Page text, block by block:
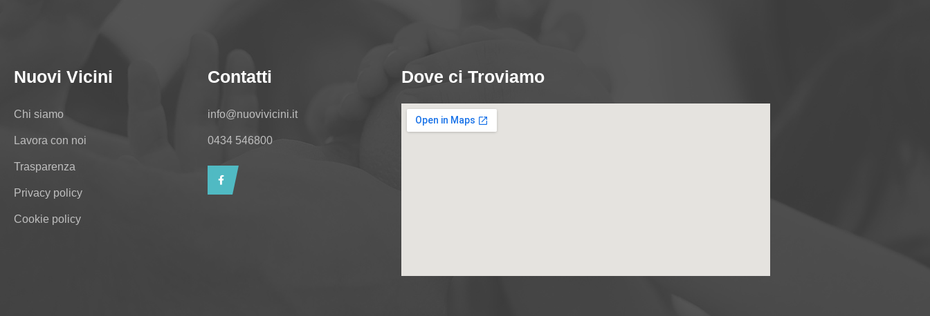
Nuovi Vicini
Chi siamo
Lavora con noi
Trasparenza
Privacy policy
Cookie policy
Contatti
info@nuovivicini.it
0434 546800
Dove ci Troviamo